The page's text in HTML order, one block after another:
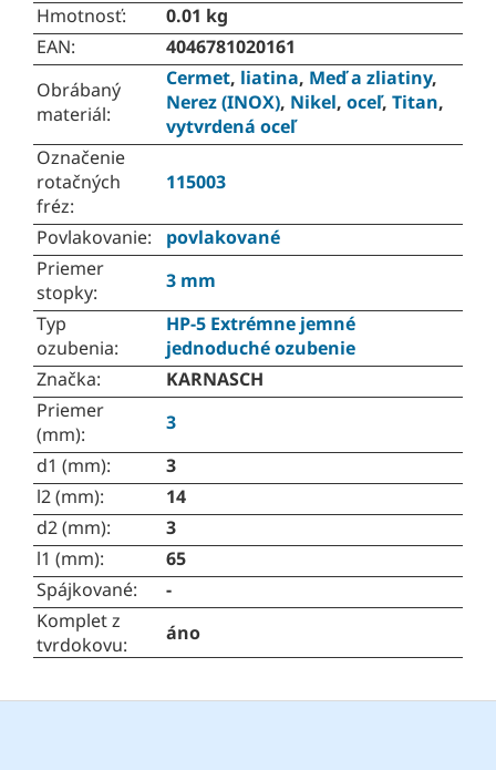
Hmotnosť:
0.01 kg
EAN:
4046781020161
Obrábaný
materiál:
Cermet, liatina, Meď a zliatiny,
Nerez (INOX), Nikel, oceľ, Titan,
vytvrdená oceľ
Označenie
rotačných
fréz:
115003
Povlakovanie:
povlakované
Priemer
stopky:
3 mm
Typ
ozubenia:
HP-5 Extrémne jemné
jednoduché ozubenie
Značka:
KARNASCH
Priemer
(mm):
3
d1 (mm):
3
l2 (mm):
14
d2 (mm):
3
l1 (mm):
65
Spájkované:
-
Komplet z
tvrdokovu: áno